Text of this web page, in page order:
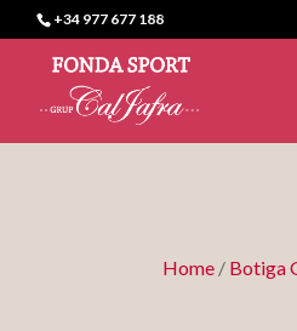
+34 977 677 188
Home / Botiga